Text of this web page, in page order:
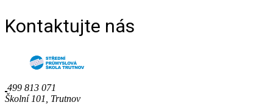
Kontaktujte nás
499 813 071
Školní 101, Trutnov